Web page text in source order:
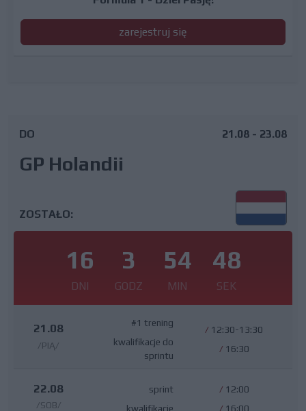
zarejestruj się
DO
GP Holandii
21.08 - 23.08
ZOSTAŁO:
16
DNI
3
GODZ
54
MIN
47
SEK
21.08
/PIĄ/
#1 trening
kwalifikacje do
sprintu
/ 12:30-13:30
/ 16:30
22.08
/SOB/
sprint
kwalifikacje
/ 12:00
/ 16:00